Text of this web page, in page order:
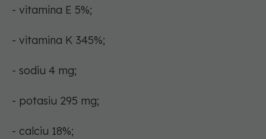
- vitamina E 5%;
- vitamina K 345%;
- sodiu 4 mg;
- potasiu 295 mg;
- calciu 18%;